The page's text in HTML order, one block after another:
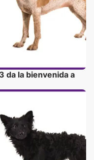
da la bienvenida a